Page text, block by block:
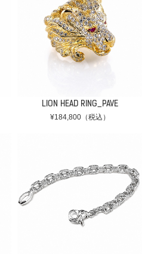
LION HEAD RING_PAVE
¥184,800（税込）